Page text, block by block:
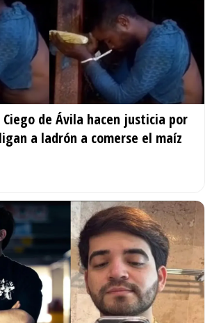
Ciego de Ávila hacen justicia por
a ladrón a comerse el maíz